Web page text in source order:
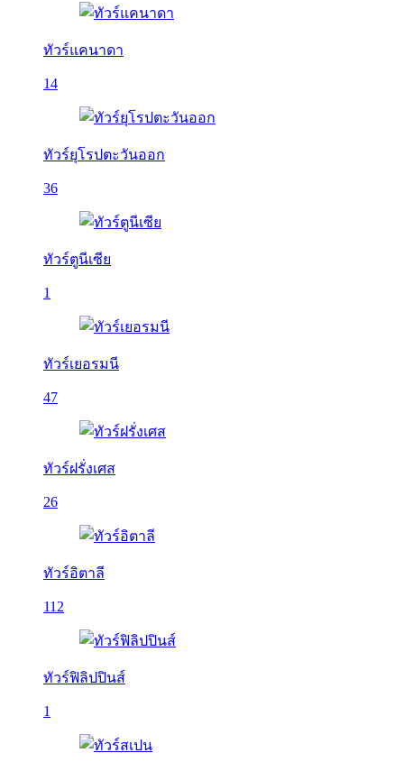
ทัวร์แคนาดา
14
ทัวร์ยุโรปตะวันออก
36
ทัวร์ตูนีเซีย
1
ทัวร์เยอรมนี
47
ทัวร์ฝรั่งเศส
26
ทัวร์อิตาลี
112
ทัวร์ฟิลิปปินส์
1